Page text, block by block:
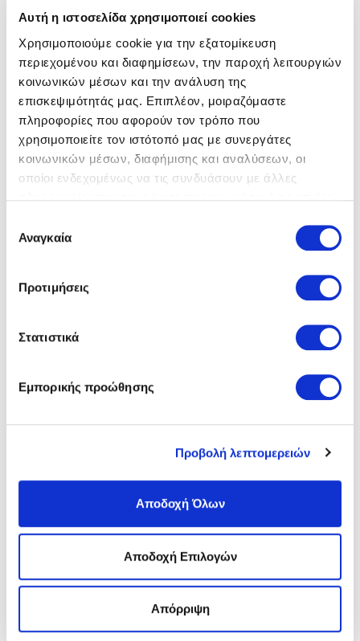
Αυτή η ιστοσελίδα χρησιμοποιεί cookies
Χρησιμοποιούμε cookie για την εξατομίκευση
περιεχομένου και διαφημίσεων, την παροχή λειτουργιών
κοινωνικών μέσων και την ανάλυση της
επισκεψιμότητάς μας. Επιπλέον, μοιραζόμαστε
πληροφορίες που αφορούν τον τρόπο που
χρησιμοποιείτε τον ιστότοπό μας με συνεργάτες
κοινωνικών μέσων, διαφήμισης και αναλύσεων, οι
οποίοι ενδεχομένως να τις συνδυάσουν με άλλες
των υπηρεσιών τους.
συγκατάθεσης
Αναγκαία
Προτιμήσεις
Στατιστικά
Εμπορικής προώθησης
Προβολή λεπτομερειών
Αποδοχή Όλων
Αποδοχή Επιλογών
Απόρριψη
Birkenstock Σαγιονάρες
89,00 €
115,00 €
Birkenstock Σαγιονάρες
89,00 €
115,00 €
BirkenstockΠέδιλα
129,00 €